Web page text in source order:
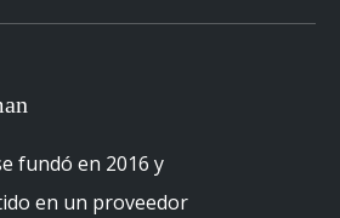
fundó en 2016 y
en un proveedor